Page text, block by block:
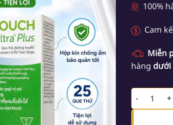
100%
Cam
Miễn
hàng dưới
Que thử